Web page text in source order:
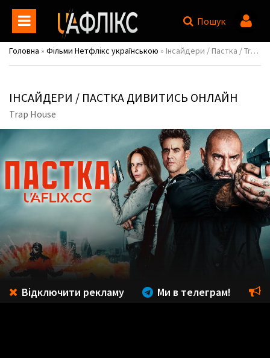
Пошук
Головна » Фільми Нетфлікс українською » Інсайдери / Пастка / Trap House
ІНСАЙДЕРИ / ПАСТКА ДИВИТИСЬ ОНЛАЙН
Trap House
Відключити рекламу Ми в телеграм!